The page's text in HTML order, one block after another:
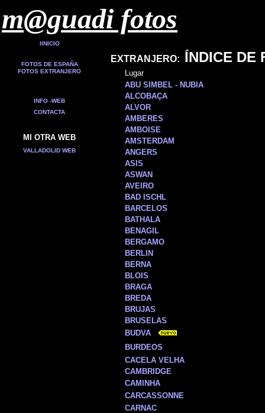
m@guadi fotos
IINICIO
FOTOS DE ESPAÑA
FOTOS EXTRANJERO
INFO -WEB
CONTACTA
MI OTRA WEB
VALLADOLID WEB
EXTRANJERO: ÍNDICE DE
Lugar
ABU SIMBEL - NUBIA
ALCOBAÇA
ALVOR
AMBERES
AMBOISE
AMSTERDAM
ANGERS
ASIS
ASWAN
AVEIRO
BAD ISCHL
BARCELOS
BATHALA
BENAGIL
BERGAMO
BERLIN
BERNA
BLOIS
BRAGA
BREDA
BRUJAS
BRUSELAS
BUDVA
BURDEOS
CACELA VELHA
CAMBRIDGE
CAMINHA
CARCASSONNE
CARNAC